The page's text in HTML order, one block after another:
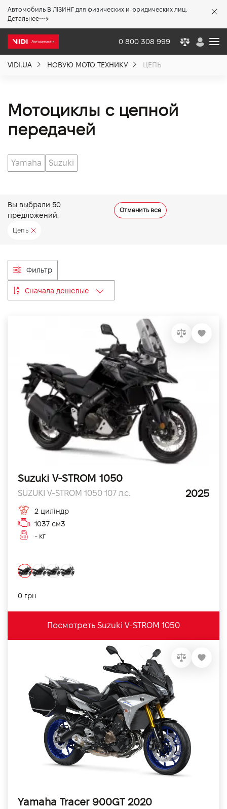
Автомобиль В ЛІЗИНГ для физических и юридических лиц.
Детальнее
0 800 308 999
VIDI.UA НОВУЮ МОТО ТЕХНИКУ ЦЕПЬ
Мотоциклы с цепной
передачей
Yamaha Suzuki
Вы выбрали 50
предложений:
Отменить все
Цепь
Фильтр
Сначала дешевые
Suzuki V-STROM 1050
SUZUKI V-STROM 1050 107 л.с. 2025
2 циліндр
1037 см3
- кг
0 грн
Посмотреть Suzuki V-STROM 1050
Yamaha Tracer 900GT 2020
Акции %
Новости
Политика качества
Вакансии
Контакты
Підпишись на наш канал та слідкуй за